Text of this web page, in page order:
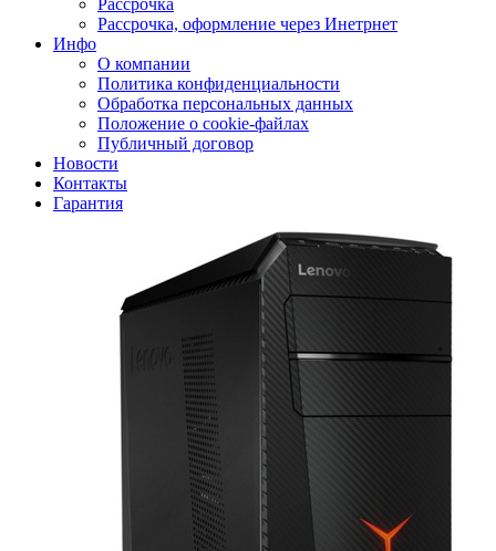
Рассрочка
Рассрочка, оформление через Инетрнет
Инфо
О компании
Политика конфиденциальности
Обработка персональных данных
Положение о cookie-файлах
Публичный договор
Новости
Контакты
Гарантия